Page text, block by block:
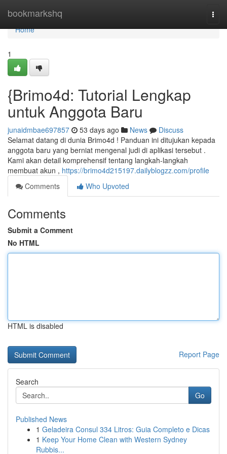
bookmarkshq
Home
Home
1
{Brimo4d: Tutorial Lengkap
untuk Anggota Baru
junaidmbae697857 53 days ago News
Discuss
Selamat datang di dunia Brimo4d ! Panduan ini ditujukan kepada
anggota baru yang berniat mengenal judi di aplikasi tersebut .
Kami akan detail komprehensif tentang langkah-langkah
membuat akun , https://brimo4d215197.dailyblogzz.com/profile
Comments
Who Upvoted
Comments
Submit a Comment
No HTML
HTML is disabled
Report Page
Search
Go
Published News
1 Geladeira Consul 334 Litros: Guia Completo e Dicas
1 Keep Your Home Clean with Western Sydney
Rubbis...